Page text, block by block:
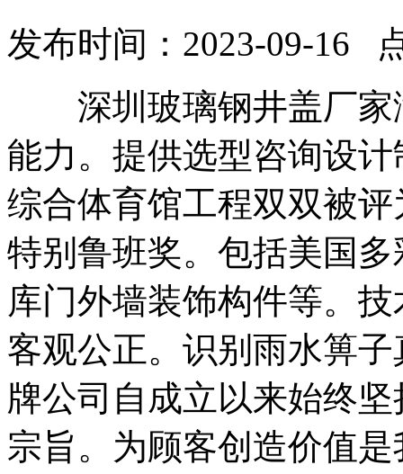
发布时间：2023-09-16
深圳玻璃钢井盖厂家
能力。提供选型咨询设
综合体育馆工程双双被
特别鲁班奖。包括美国
库门外墙装饰构件等。
客观公正。识别雨水箅
牌公司自成立以来始终
宗旨。为顾客创造价值